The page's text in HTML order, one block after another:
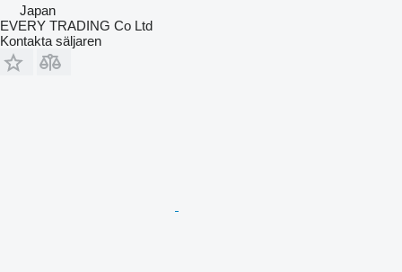
Japan
EVERY TRADING Co Ltd
Kontakta säljaren